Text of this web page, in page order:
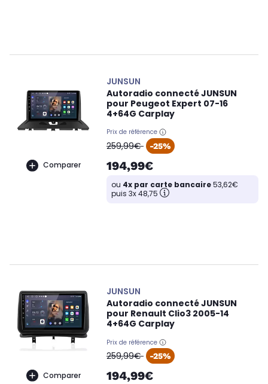
Comparer
JUNSUN
Autoradio connecté JUNSUN
pour Peugeot Expert 07-16
4+64G Carplay
Prix de référence
oldPrice
259,99€ -25%
194,99€
ou 4x par carte bancaire53,62€
puis 3x 48,75
Comparer
JUNSUN
Autoradio connecté JUNSUN
pour Renault Clio3 2005-14
4+64G Carplay
Prix de référence
oldPrice
259,99€ -25%
194,99€